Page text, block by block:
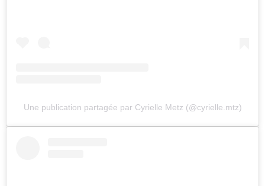
Une publication partagée par Cyrielle Metz (@cyrielle.mtz)